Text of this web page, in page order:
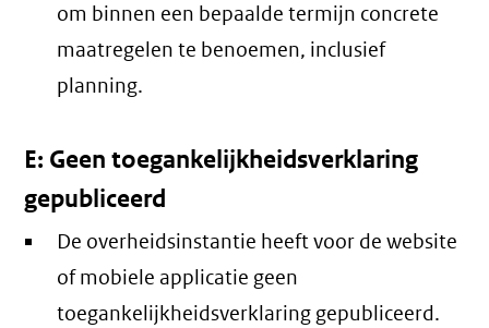
om binnen een bepaalde termijn concrete
maatregelen te benoemen, inclusief
planning.
E: Geen toegankelijkheidsverklaring
gepubliceerd
De overheidsinstantie heeft voor de website
of mobiele applicatie geen
toegankelijkheidsverklaring gepubliceerd.